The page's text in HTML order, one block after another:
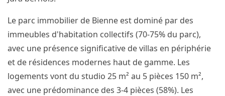
Le parc immobilier de Bienne est dominé par des
immeubles d'habitation collectifs (70-75% du parc),
avec une présence significative de villas en périphérie
et de résidences modernes haut de gamme. Les
logements vont du studio 25 m² au 5 pièces 150 m²,
avec une prédominance des 3-4 pièces (58%). Les